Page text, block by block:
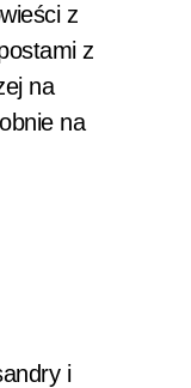
z
z
na
na
i